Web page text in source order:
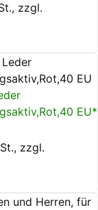
zzgl.
EU*
zzgl.